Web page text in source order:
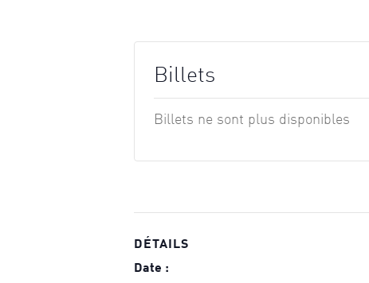
DÉTAILS
Date :
Billets
Billets ne sont plus disponibles